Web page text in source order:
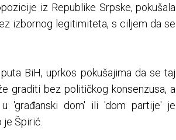
iz Republike Srpske, pokušala
izbornog legitimiteta, s ciljem da se
BiH, uprkos pokušajima da se taj
graditi bez političkog konsenzusa, a
'građanski dom' ili 'dom partije' je
je Špirić.